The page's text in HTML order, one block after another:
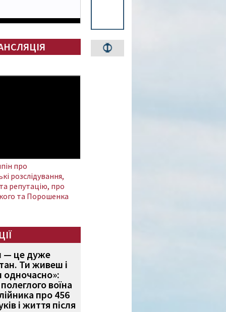
про
розслідування,
репутацію, про
та Порошенка
— це дуже
Ти живеш і
воїна
про 456
і життя після